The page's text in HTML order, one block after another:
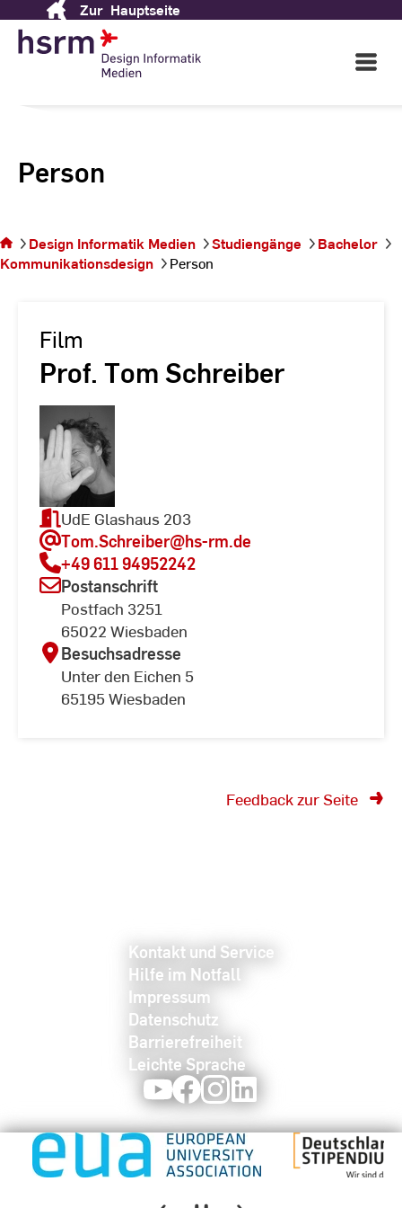
Content
Zur Hauptseite
Open
Main
Person
sich auf
der
Design Informatik Medien Studiengänge
Bachelor
Kommunikationsdesign
Person
Film
Prof. Tom Schreiber
UdE Glashaus 203
Tom.Schreiber@hs-rm.de
+49 611 94952242
Postanschrift
Postfach 3251
65022 Wiesbaden
Besuchsadresse
Unter den Eichen 5
65195 Wiesbaden
Feedback zur Seite
Kontakt und Service
Hilfe im Notfall
Impressum
Datenschutz
Barrierefreiheit
Leichte Sprache
YoutubeFacebookInstagram